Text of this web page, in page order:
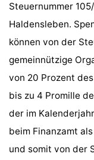
Steuernummer
Haldensleben.
können von der
gemeinnützige
von 20 Prozent
bis zu 4 Promille
der im
beim Finanzamt
und somit von der